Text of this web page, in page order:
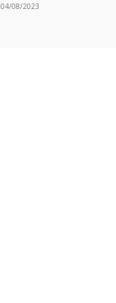
04/08/2023